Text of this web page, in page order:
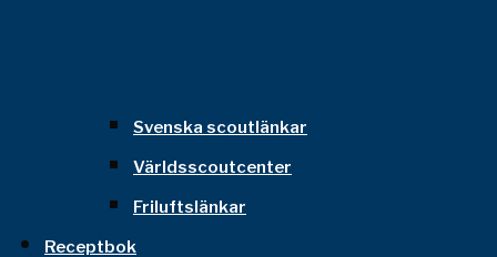
Svenska scoutlänkar
Världsscoutcenter
Friluftslänkar
Receptbok